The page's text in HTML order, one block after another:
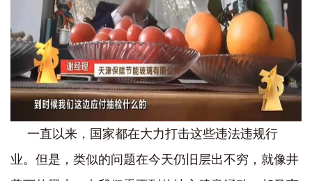
一直以来，国家都在大力打击这些违法违规行
业。但是，类似的问题在今天仍旧层出不穷，就像井